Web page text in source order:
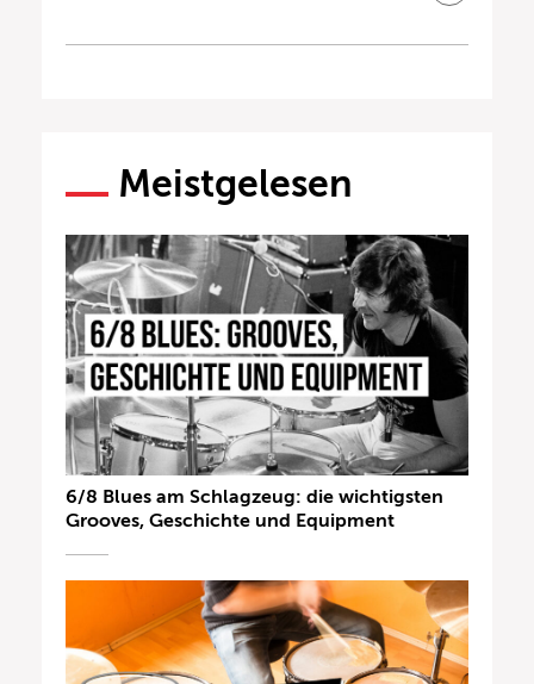
Meistgelesen
6/8 Blues am Schlagzeug: die wichtigsten
Grooves, Geschichte und Equipment